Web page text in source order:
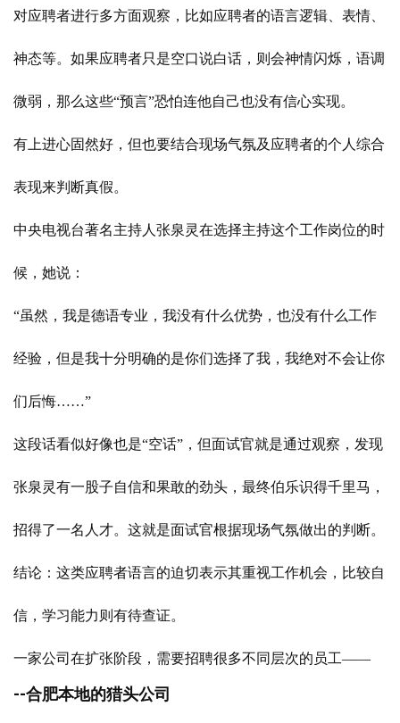
对应聘者进行多方面观察，比如应聘者的语言逻辑、表情、
神态等。如果应聘者只是空口说白话，则会神情闪烁，语调
微弱，那么这些“预言”恐怕连他自己也没有信心实现。
有上进心固然好，但也要结合现场气氛及应聘者的个人综合
表现来判断真假。
中央电视台著名主持人张泉灵在选择主持这个工作岗位的时
候，她说：
“虽然，我是德语专业，我没有什么优势，也没有什么工作
经验，但是我十分明确的是你们选择了我，我绝对不会让你
们后悔……”
这段话看似好像也是“空话”，但面试官就是通过观察，发现
张泉灵有一股子自信和果敢的劲头，最终伯乐识得千里马，
招得了一名人才。这就是面试官根据现场气氛做出的判断。
结论：这类应聘者语言的迫切表示其重视工作机会，比较自
信，学习能力则有待查证。
一家公司在扩张阶段，需要招聘很多不同层次的员工——
--合肥本地的猎头公司